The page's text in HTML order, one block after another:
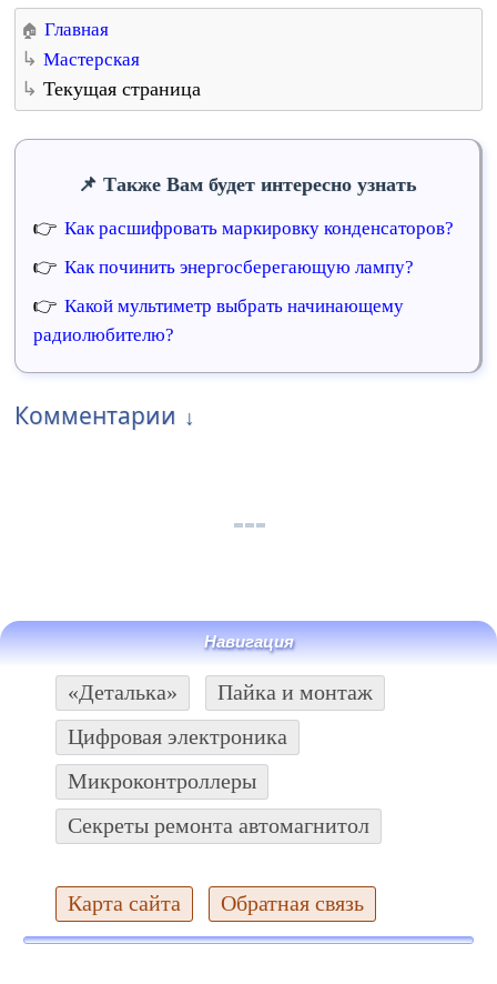
Главная
Мастерская
Текущая страница
Также Вам будет интересно узнать
Как расшифровать маркировку конденсаторов?
Как починить энергосберегающую лампу?
Какой мультиметр выбрать начинающему
радиолюбителю?
Комментарии
Навигация
«Деталька»
Пайка и монтаж
Цифровая электроника
Микроконтроллеры
Секреты ремонта автомагнитол
Карта сайта Обратная связь